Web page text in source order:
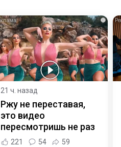
i
21 ч. назад
Ржу не переставая,
это видео
пересмотришь не раз
221 54 59